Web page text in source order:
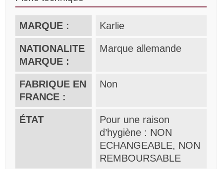
MARQUE : Karlie
NATIONALITE
MARQUE :
Marque allemande
FABRIQUE EN
FRANCE :
Non
ÉTAT
Pour une raison
d’hygiène : NON
ECHANGEABLE, NON
REMBOURSABLE